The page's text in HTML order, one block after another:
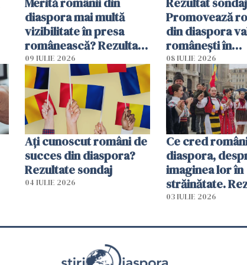
diaspora mai multă
vizibilitate în presa
românească? Rezultate
sondaj
09 IULIE 2026
Promovează
din diaspora
românești în
comunitățile
trăiesc?
08 IULIE 2026
Ați cunoscut români de
succes din diaspora?
Rezultate sondaj
04 IULIE 2026
Ce cred
diaspora,
imaginea lor în
străinătate.
sondaj
03 IULIE 2026